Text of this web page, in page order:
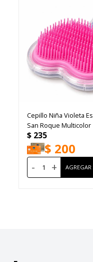
Cepillo Niña Violeta
San Roque Multicolor
$ 235
$ 200
- +